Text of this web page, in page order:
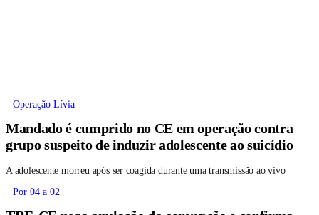
Operação Lívia
Mandado é cumprido no CE em operação contra
grupo suspeito de induzir adolescente ao suicídio
A adolescente morreu após ser coagida durante uma transmissão ao vivo
Por 04 a 02